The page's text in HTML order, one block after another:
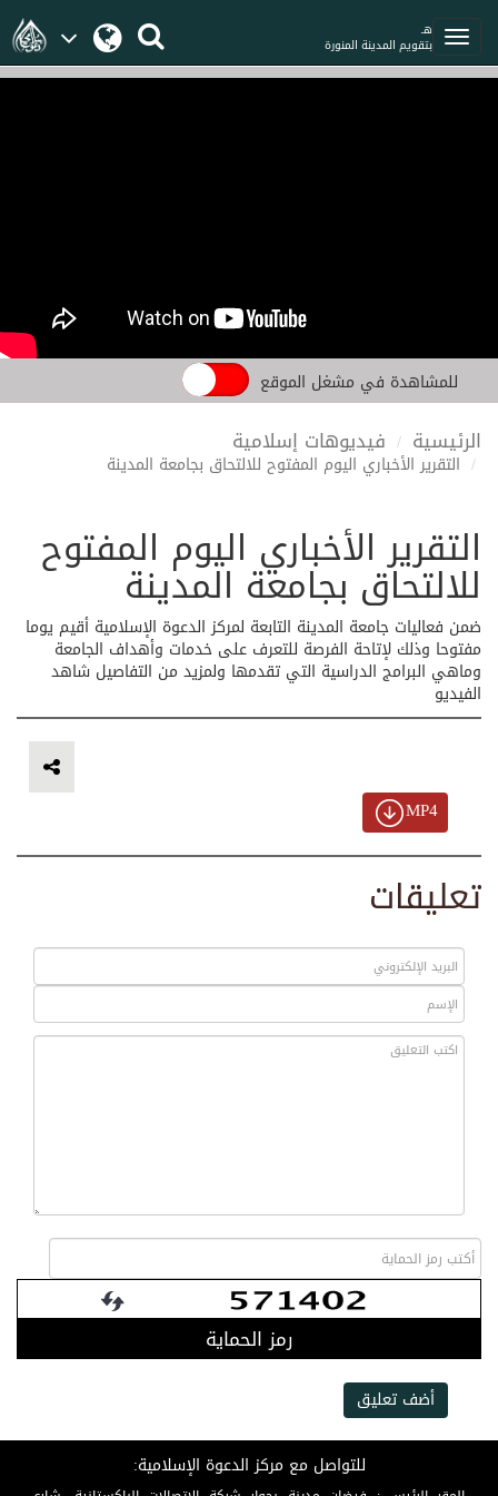
هـ
بتقويم المدينة المنورة
للمشاهدة في مشغل الموقع
الرئيسية فيديوهات إسلامية
التقرير الأخباري اليوم المفتوح للالتحاق بجامعة المدينة
التقرير الأخباري اليوم المفتوح
للالتحاق بجامعة المدينة
ضمن فعاليات جامعة المدينة التابعة لمركز الدعوة الإسلامية أقيم يوما
مفتوحا وذلك لإتاحة الفرصة للتعرف على خدمات وأهداف الجامعة
وماهي البرامج الدراسية التي تقدمها ولمزيد من التفاصيل شاهد
الفيديو
MP4
تعليقات
رمز الحماية
أضف تعليق
للتواصل مع مركز الدعوة الإسلامية: